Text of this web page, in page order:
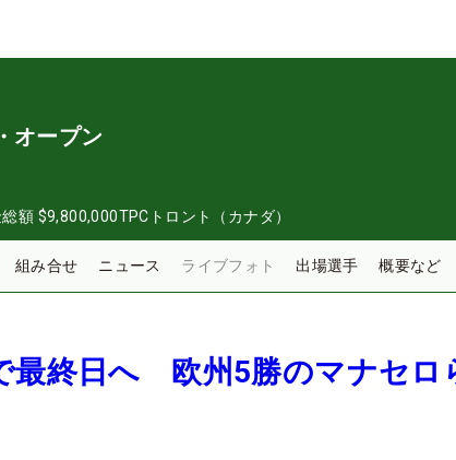
オープン
額 $9,800,000TPCトロント（カナダ）
組み合せ ニュース ライブフォト 出場選手 概要など
最終日へ 欧州5勝のマナセロ